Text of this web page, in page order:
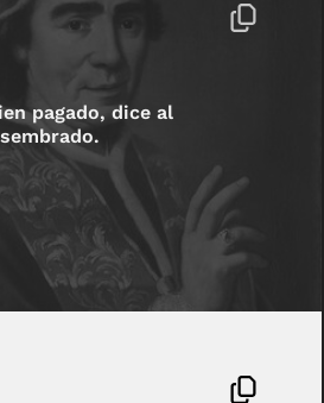
pagado, dice al